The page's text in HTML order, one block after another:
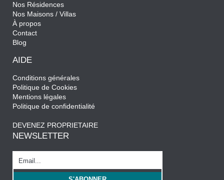
Nos Résidences
Nos Maisons / Villas
À propos
Contact
Blog
AIDE
Conditions générales
Politique de Cookies
Mentions légales
Politique de confidentialité
DEVENEZ PROPRIETAIRE
NEWSLETTER